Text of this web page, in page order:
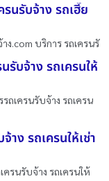
นรับจ้าง รถเฮี๊ย
ง.com บริการ รถเครนรั
รับจ้าง รถเครนให้
ถเครนรับจ้าง รถเครน
าง รถเครนให้เช่า
ครนรับจ้าง รถเครนให้